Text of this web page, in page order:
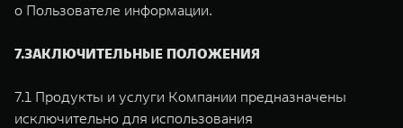
о Пользователе информации.
7.ЗАКЛЮЧИТЕЛЬНЫЕ ПОЛОЖЕНИЯ
7.1 Продукты и услуги Компании предназначены
исключительно для использования